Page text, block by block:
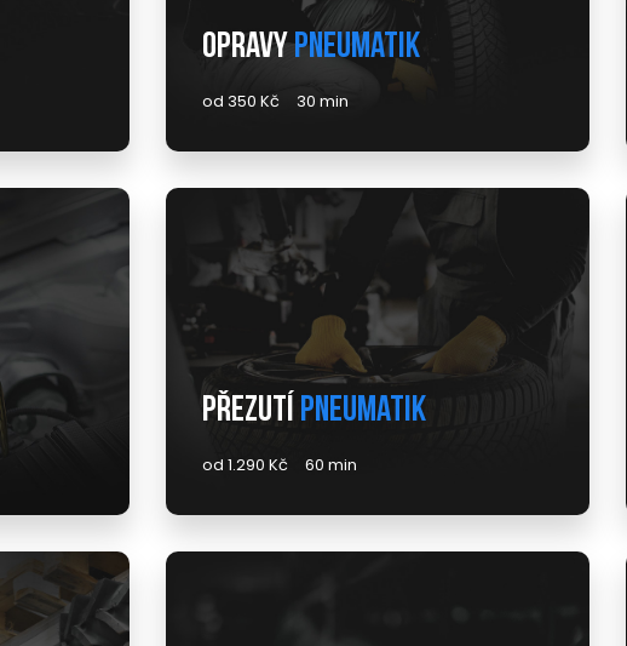
Opravypneumatik
od 350 Kč 30 min
Přezutí pneumatik
od 1.290 Kč 60 min